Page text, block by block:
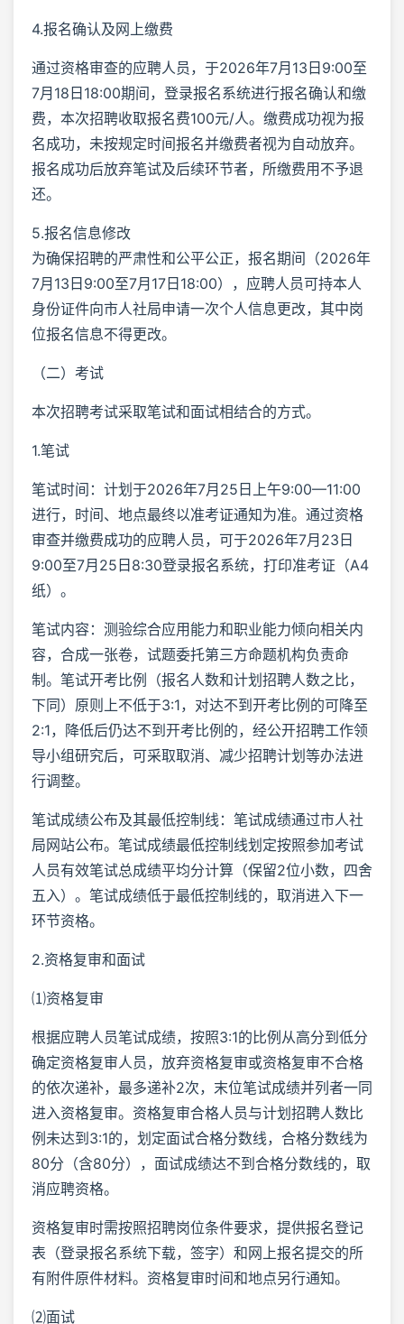
4.报名确认及网上缴费
通过资格审查的应聘人员，于2026年7月13日9:00至
7月18日18:00期间，登录报名系统进行报名确认和缴
费，本次招聘收取报名费100元/人。缴费成功视为报
名成功，未按规定时间报名并缴费者视为自动放弃。
报名成功后放弃笔试及后续环节者，所缴费用不予退
还。
5.报名信息修改
为确保招聘的严肃性和公平公正，报名期间（2026年
7月13日9:00至7月17日18:00），应聘人员可持本人
身份证件向市人社局申请一次个人信息更改，其中岗
位报名信息不得更改。
（二）考试
本次招聘考试采取笔试和面试相结合的方式。
1.笔试
笔试时间：计划于2026年7月25日上午9:00—11:00
进行，时间、地点最终以准考证通知为准。通过资格
审查并缴费成功的应聘人员，可于2026年7月23日
9:00至7月25日8:30登录报名系统，打印准考证（A4
纸）。
笔试内容：测验综合应用能力和职业能力倾向相关内
容，合成一张卷，试题委托第三方命题机构负责命
制。笔试开考比例（报名人数和计划招聘人数之比，
下同）原则上不低于3:1，对达不到开考比例的可降至
2:1，降低后仍达不到开考比例的，经公开招聘工作领
导小组研究后，可采取取消、减少招聘计划等办法进
行调整。
笔试成绩公布及其最低控制线：笔试成绩通过市人社
局网站公布。笔试成绩最低控制线划定按照参加考试
人员有效笔试总成绩平均分计算（保留2位小数，四舍
五入）。笔试成绩低于最低控制线的，取消进入下一
环节资格。
2.资格复审和面试
⑴资格复审
根据应聘人员笔试成绩，按照3:1的比例从高分到低分
确定资格复审人员，放弃资格复审或资格复审不合格
的依次递补，最多递补2次，末位笔试成绩并列者一同
进入资格复审。资格复审合格人员与计划招聘人数比
例未达到3:1的，划定面试合格分数线，合格分数线为
80分（含80分），面试成绩达不到合格分数线的，取
消应聘资格。
资格复审时需按照招聘岗位条件要求，提供报名登记
表（登录报名系统下载，签字）和网上报名提交的所
有附件原件材料。资格复审时间和地点另行通知。
⑵面试